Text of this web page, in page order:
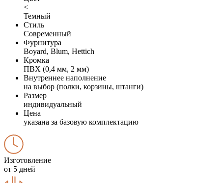
<
Темный
Стиль
Современный
Фурнитура
Boyard, Blum, Hettich
Кромка
ПВХ (0,4 мм, 2 мм)
Внутреннее наполнение
на выбор (полки, корзины, штанги)
Размер
индивидуальный
Цена
указана за базовую комплектацию
Изготовление
от 5 дней